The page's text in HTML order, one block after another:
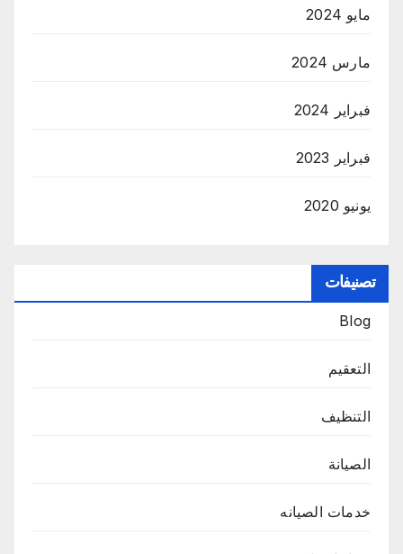
مايو 2024
مارس 2024
فبراير 2024
فبراير 2023
يونيو 2020
تصنيفات
Blog
التعقيم
التنظيف
الصيانة
خدمات الصيانه